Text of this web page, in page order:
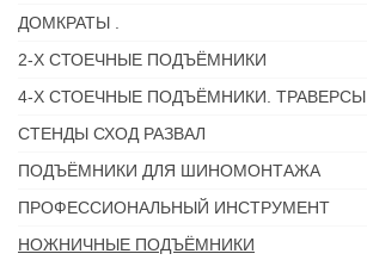
ДОМКРАТЫ .
2-Х СТОЕЧНЫЕ ПОДЪЁМНИКИ
4-Х СТОЕЧНЫЕ ПОДЪЁМНИКИ. ТРАВЕРСЫ .
СТЕНДЫ СХОД РАЗВАЛ
ПОДЪЁМНИКИ ДЛЯ ШИНОМОНТАЖА
ПРОФЕССИОНАЛЬНЫЙ ИНСТРУМЕНТ
НОЖНИЧНЫЕ ПОДЪЁМНИКИ